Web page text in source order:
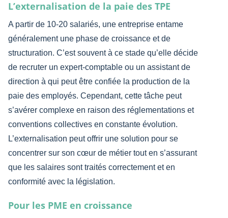
L’externalisation de la paie des TPE
A partir de 10-20 salariés, une entreprise entame
généralement une phase de croissance et de
structuration. C’est souvent à ce stade qu’elle décide
de recruter un expert-comptable ou un assistant de
direction à qui peut être confiée la production de la
paie des employés. Cependant, cette tâche peut
s’avérer complexe en raison des réglementations et
conventions collectives en constante évolution.
L’externalisation peut offrir une solution pour se
concentrer sur son cœur de métier tout en s’assurant
que les salaires sont traités correctement et en
conformité avec la législation.
Pour les PME en croissance